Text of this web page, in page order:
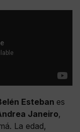
Esteban es
Janeiro,
La edad,